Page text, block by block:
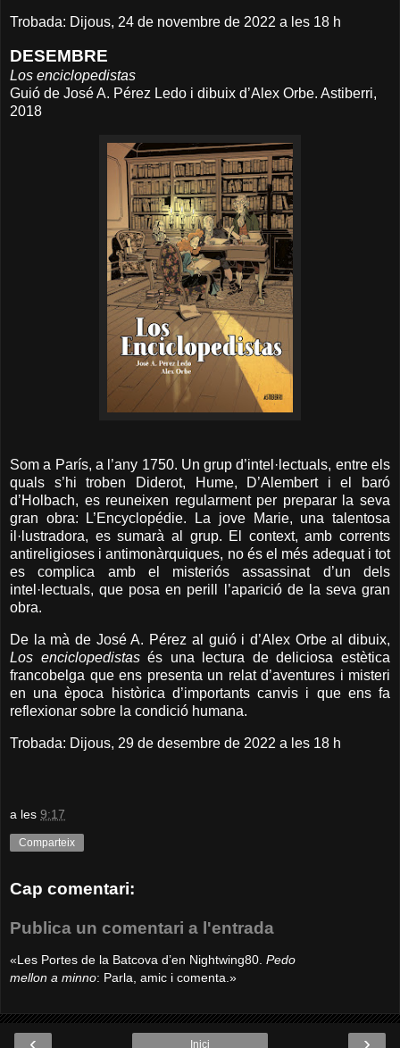
Trobada: Dijous, 24 de novembre de 2022 a les 18 h
DESEMBRE
Los enciclopedistas
Guió de José A. Pérez Ledo i dibuix d’Alex Orbe. Astiberri,
2018
Som a París, a l’any 1750. Un grup d’intel·lectuals, entre els
quals s’hi troben Diderot, Hume, D’Alembert i el baró
d’Holbach, es reuneixen regularment per preparar la seva
gran obra: L’Encyclopédie. La jove Marie, una talentosa
il·lustradora, es sumarà al grup. El context, amb corrents
antireligioses i antimonàrquiques, no és el més adequat i tot
es complica amb el misteriós assassinat d’un dels
intel·lectuals, que posa en perill l’aparició de la seva gran
obra.
De la mà de José A. Pérez al guió i d’Alex Orbe al dibuix,
Los enciclopedistasés una lectura de deliciosa estètica
francobelga que ens presenta un relat d’aventures i misteri
en una època històrica d’importants canvis i que ens fa
reflexionar sobre la condició humana.
Trobada: Dijous, 29 de desembre de 2022 a les 18 h
a les 9:17
Comparteix
Cap comentari:
Publica un comentari a l'entrada
«Les Portes de la Batcova d’en Nightwing80. Pedo
mellon a minno: Parla, amic i comenta.»
‹ ›
Inici